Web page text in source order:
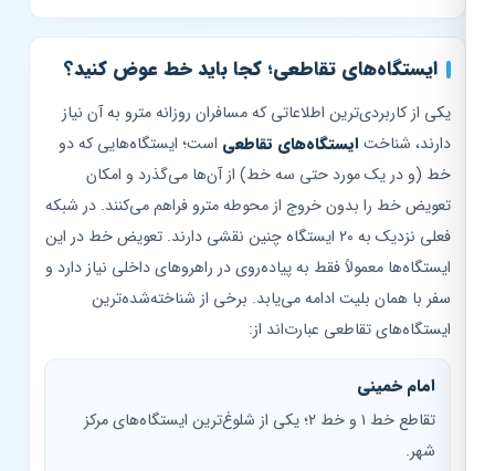
ایستگاه‌های تقاطعی؛ کجا باید خط عوض کنید؟
یکی از کاربردی‌ترین اطلاعاتی که مسافران روزانه مترو به آن نیاز
دارند، شناختایستگاه‌های تقاطعیاست؛ ایستگاه‌هایی که دو
خط (و در یک مورد حتی سه خط) از آن‌ها می‌گذرد و امکان
تعویض خط را بدون خروج از محوطه مترو فراهم می‌کنند. در شبکه
فعلی نزدیک به ۲۰ ایستگاه چنین نقشی دارند. تعویض خط در این
ایستگاه‌ها معمولاً فقط به پیاده‌روی در راهروهای داخلی نیاز دارد و
سفر با همان بلیت ادامه می‌یابد. برخی از شناخته‌شده‌ترین
ایستگاه‌های تقاطعی عبارت‌اند از:
امام خمینی
تقاطع خط ۱ و خط ۲؛ یکی از شلوغ‌ترین ایستگاه‌های مرکز